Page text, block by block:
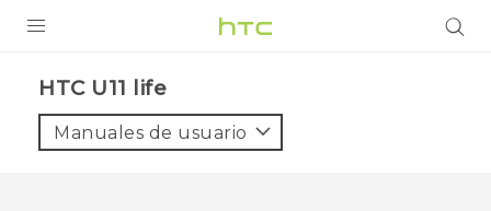
VIVE
HTC U11 life‎
Manuales de usuario